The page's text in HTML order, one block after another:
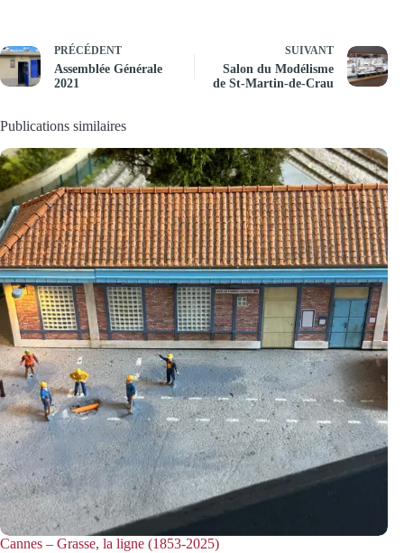
PRÉCÉDENT
Assemblée Générale
2021
SUIVANT
Salon du Modélisme
de St-Martin-de-Crau
Publications similaires
Cannes – Grasse, la ligne (1853-2025)